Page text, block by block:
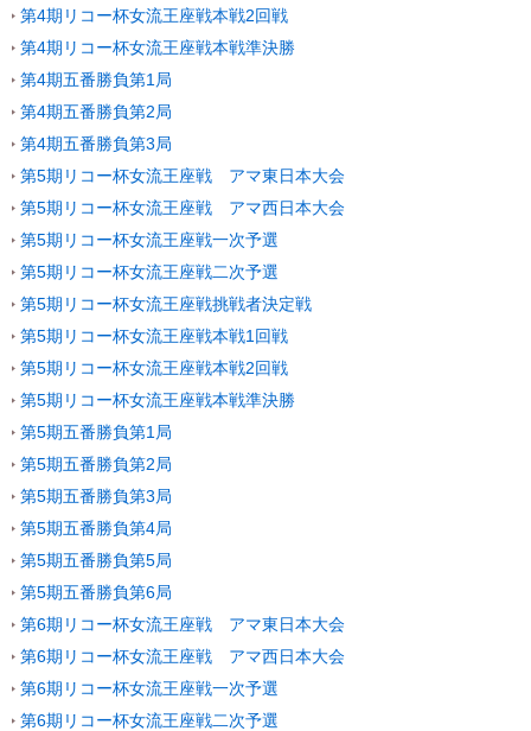
第4期リコー杯女流王座戦本戦2回戦
第4期リコー杯女流王座戦本戦準決勝
第4期五番勝負第1局
第4期五番勝負第2局
第4期五番勝負第3局
第5期リコー杯女流王座戦 アマ東日本大会
第5期リコー杯女流王座戦 アマ西日本大会
第5期リコー杯女流王座戦一次予選
第5期リコー杯女流王座戦二次予選
第5期リコー杯女流王座戦挑戦者決定戦
第5期リコー杯女流王座戦本戦1回戦
第5期リコー杯女流王座戦本戦2回戦
第5期リコー杯女流王座戦本戦準決勝
第5期五番勝負第1局
第5期五番勝負第2局
第5期五番勝負第3局
第5期五番勝負第4局
第5期五番勝負第5局
第5期五番勝負第6局
第6期リコー杯女流王座戦 アマ東日本大会
第6期リコー杯女流王座戦 アマ西日本大会
第6期リコー杯女流王座戦一次予選
第6期リコー杯女流王座戦二次予選